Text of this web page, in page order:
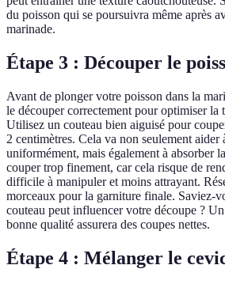
du poisson qui se poursuivra même après
marinade.
Étape 3 : Découper le
Avant de plonger votre poisson dans la
le découper correctement pour optimiser la
Utilisez un couteau bien aiguisé pour
2 centimètres. Cela va non seulement aider
uniformément, mais également à absorber
couper trop finement, car cela risque de
difficile à manipuler et moins attrayant.
morceaux pour la garniture finale. Saviez-
couteau peut influencer votre découpe ?
bonne qualité assurera des coupes nettes.
Étape 4 : Mélanger le